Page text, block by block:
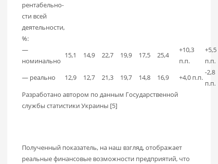
рентабель­но­
сти всей
деятельности,
%:
—
номинально
15,1 14,9 22,7 19,9 17,5 25,4
+10,3
п.п.
+5,5
п.п.
— реально
12,9 12,7 21,3 19,7 14,8 16,9 +4,0 п.п.
-2,8
п.п.
Разработано автором по данным Государственной
службы статистики Украины [5]
Полученный показатель, на наш взгляд, отображает
реальные финансовые возможности предприятий, что